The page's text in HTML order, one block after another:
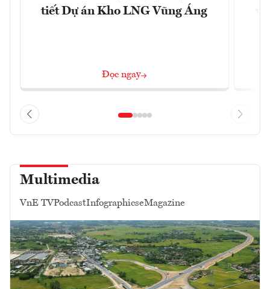
tiết Dự án Kho LNG Vũng Áng
Đọc ngay
Multimedia
VnE TVPodcastInfographicseMagazine